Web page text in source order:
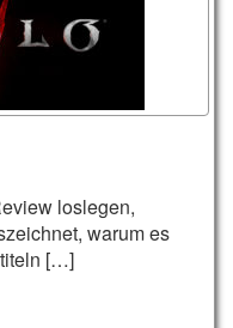
loslegen,
warum es
[…]